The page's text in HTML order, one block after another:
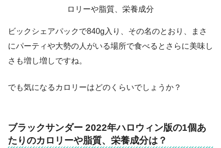
ロリーや脂質、栄養成分
ビックシェアパックで840g入り、その名のとおり、まさ
にパーティや大勢の人がいる場所で食べるとさらに美味し
さも増し増しですね。
でも気になるカロリーはどのくらいでしょうか？
ブラックサンダー 2022年ハロウィン版の1個あ
たりのカロリーや脂質、栄養成分は？